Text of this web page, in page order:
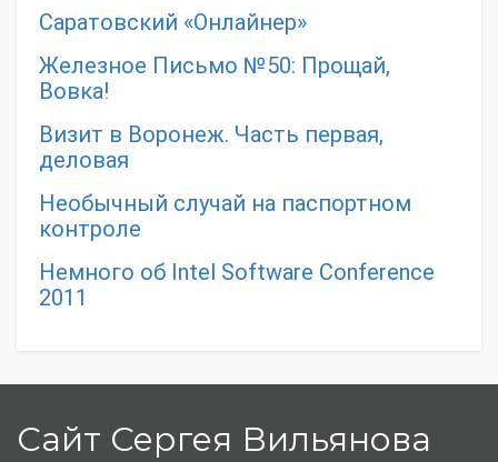
Саратовский «Онлайнер»
Железное Письмо №50: Прощай,
Вовка!
Визит в Воронеж. Часть первая,
деловая
Необычный случай на паспортном
контроле
Немного об Intel Software Conference
2011
Сайт Сергея Вильянова